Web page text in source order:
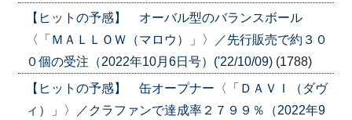
【ヒットの予感】 オーバル型のバランスボール
〈「ＭＡＬＬＯＷ（マロウ）」〉／先行販売で約３０
０個の受注（2022年10月6日号）('22/10/09) (1788)
【ヒットの予感】 缶オープナー〈「ＤＡＶＩ（ダヴ
ィ）」〉／クラファンで達成率２７９９％（2022年9